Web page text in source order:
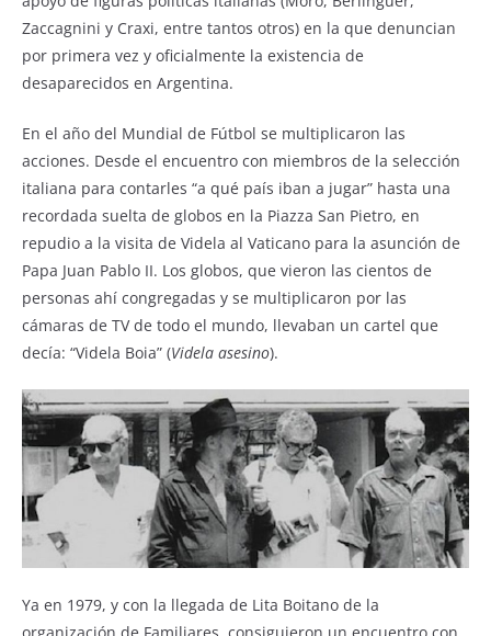
Zaccagnini y Craxi, entre tantos otros) en la que denuncian
por primera vez y oficialmente la existencia de
desaparecidos en Argentina.
En el año del Mundial de Fútbol se multiplicaron las
acciones. Desde el encuentro con miembros de la selección
italiana para contarles “a qué país iban a jugar” hasta una
recordada suelta de globos en la Piazza San Pietro, en
repudio a la visita de Videla al Vaticano para la asunción de
Papa Juan Pablo II. Los globos, que vieron las cientos de
personas ahí congregadas y se multiplicaron por las
cámaras de TV de todo el mundo, llevaban un cartel que
decía: “Videla Boia” (Videla asesino).
Ya en 1979, y con la llegada de Lita Boitano de la